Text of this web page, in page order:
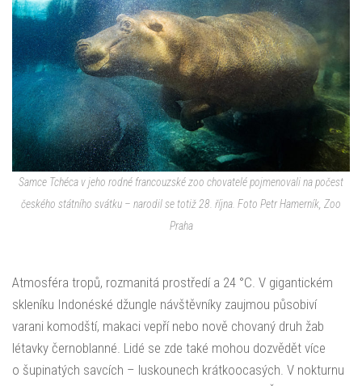
Samce Tchéca v jeho rodné francouzské zoo chovatelé pojmenovali na počest
českého státního svátku – narodil se totiž 28. října. Foto Petr Hamerník, Zoo
Praha
Atmosféra tropů, rozmanitá prostředí a 24 °C. V gigantickém
skleníku Indonéské džungle návštěvníky zaujmou působiví
varani komodští, makaci vepří nebo nově chovaný druh žab
létavky černoblanné. Lidé se zde také mohou dozvědět více
o šupinatých savcích – luskounech krátkoocasých. V nokturnu